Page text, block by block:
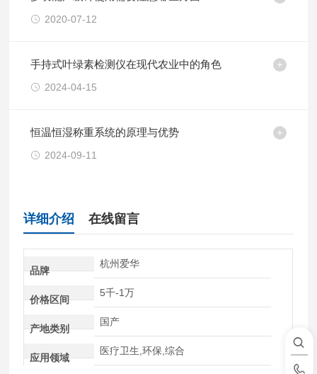
2020-07-12
手持式叶绿素检测仪在现代农业中的角色
2024-04-15
恒温恒湿称重系统的原理与优势
2024-09-11
详细介绍 在线留言
品牌
杭州爱华
价格区间
5千-1万
产地类别
国产
应用领域
医疗卫生,环保,综合